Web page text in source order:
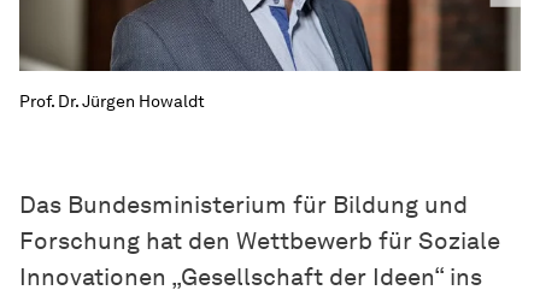
Prof. Dr. Jürgen Howaldt
Das Bundesministerium für Bildung und
Forschung hat den Wettbewerb für Soziale
Innovationen „Gesellschaft der Ideen“ ins